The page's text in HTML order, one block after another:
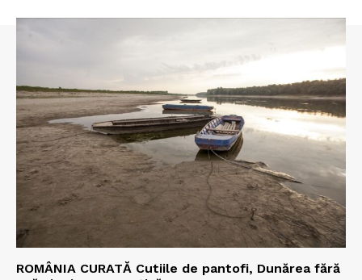
ROMÂNIA CURATĂ Cutiile de pantofi, Dunărea fără